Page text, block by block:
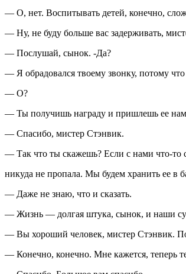
— О, нет. Воспитывать детей, конечно,
— Ну, не буду больше вас задерживать,
— Послушай, сынок. -Да?
— Я обрадовался твоему звонку, потому
— О?
— Ты получишь награду и пришлешь ее нам.
— Спасибо, мистер Стэнвик.
— Так что ты скажешь? Если с нами что-то
никуда не пропала. Мы будем хранить ее
— Даже не знаю, что и сказать.
— Жизнь — долгая штука, сынок, и наши
— Вы хороший человек, мистер Стэнвик.
— Конечно, конечно. Мне кажется, теперь